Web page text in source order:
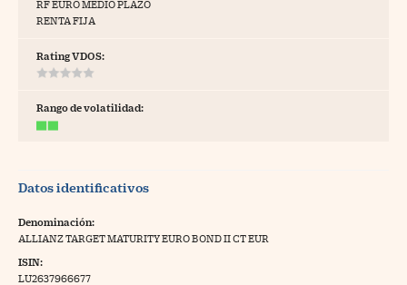
RF EURO MEDIO PLAZO
RENTA FIJA
Rating VDOS:
Rango de volatilidad:
Datos identificativos
Denominación:
ALLIANZ TARGET MATURITY EURO BOND II CT EUR
ISIN:
LU2637966677